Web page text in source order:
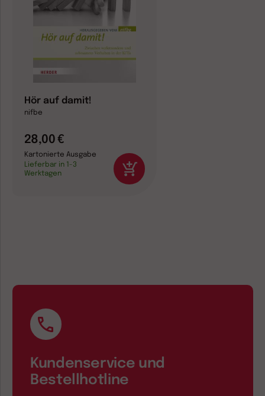
Hör auf damit!
nifbe
28,00 €
Kartonierte Ausgabe
Lieferbar in 1-3
Werktagen
Kundenservice und
Bestellhotline